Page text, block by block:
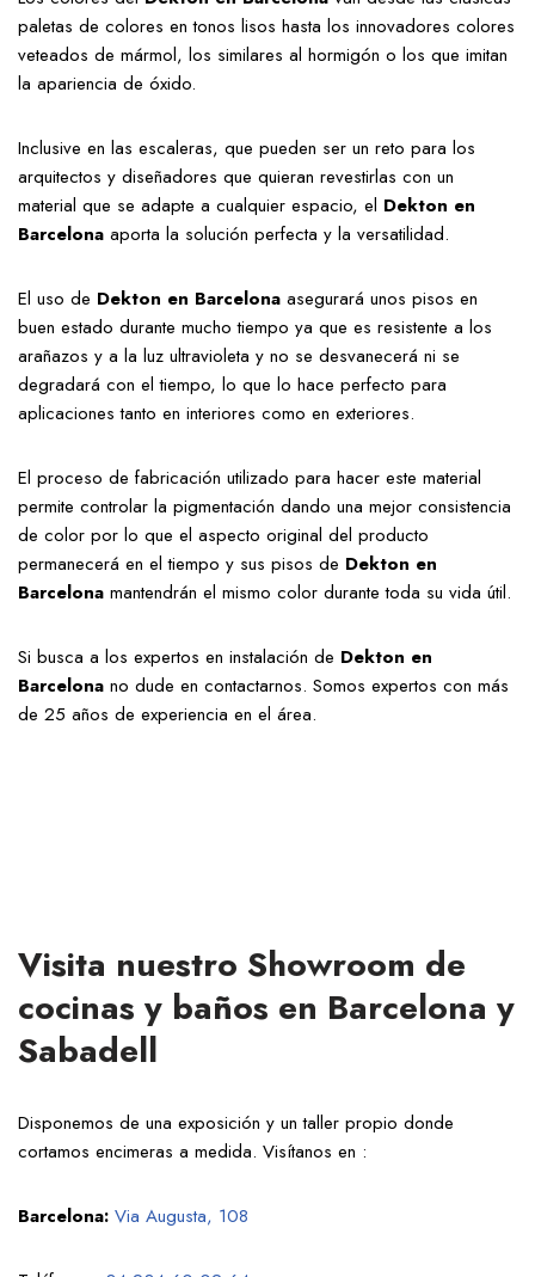
paletas de colores en tonos lisos hasta los innovadores colores
veteados de mármol, los similares al hormigón o los que imitan
la apariencia de óxido.
Inclusive en las escaleras, que pueden ser un reto para los
arquitectos y diseñadores que quieran revestirlas con un
material que se adapte a cualquier espacio, el Dekton en
Barcelona aporta la solución perfecta y la versatilidad.
El uso de Dekton en Barcelona asegurará unos pisos en
buen estado durante mucho tiempo ya que es resistente a los
arañazos y a la luz ultravioleta y no se desvanecerá ni se
degradará con el tiempo, lo que lo hace perfecto para
aplicaciones tanto en interiores como en exteriores.
El proceso de fabricación utilizado para hacer este material
permite controlar la pigmentación dando una mejor consistencia
de color por lo que el aspecto original del producto
permanecerá en el tiempo y sus pisos de Dekton en
Barcelona mantendrán el mismo color durante toda su vida útil.
Si busca a los expertos en instalación de Dekton en
Barcelona no dude en contactarnos. Somos expertos con más
de 25 años de experiencia en el área.
Visita nuestro Showroom de
cocinas y baños en Barcelona y
Sabadell
Disponemos de una exposición y un taller propio donde
cortamos encimeras a medida. Visítanos en :
Barcelona: Via Augusta, 108